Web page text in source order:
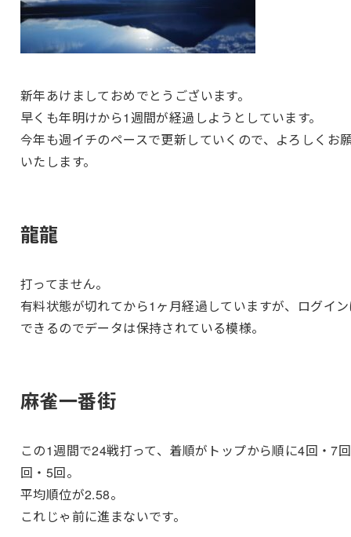
新年あけましておめでとうございます。
早くも年明けから1週間が経過しようとしています。
今年も週イチのペースで更新していくので、よろしくお
いたします。
龍龍
打ってません。
有料状態が切れてから1ヶ月経過していますが、ログイ
できるのでデータは保持されている模様。
麻雀一番街
この1週間で24戦打って、着順がトップから順に4回・7
回・5回。
平均順位が2.58。
これじゃ前に進まないです。